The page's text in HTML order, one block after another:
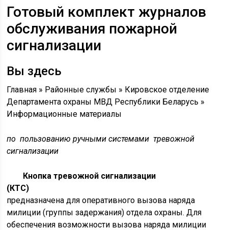
Готовый комплект журналов
обслуживания пожарной
сигнализации
Вы здесь
Главная » Районные службы » Кировское отделение
Департамента охраны МВД Республики Беларусь »
Информационные материалы
по пользованию ручными системами тревожной
сигнализации
Кнопка тревожной сигнализации
(КТС)
предназначена для оперативного вызова наряда
милиции (группы задержания) отдела охраны. Для
обеспечения возможности вызова наряда милиции